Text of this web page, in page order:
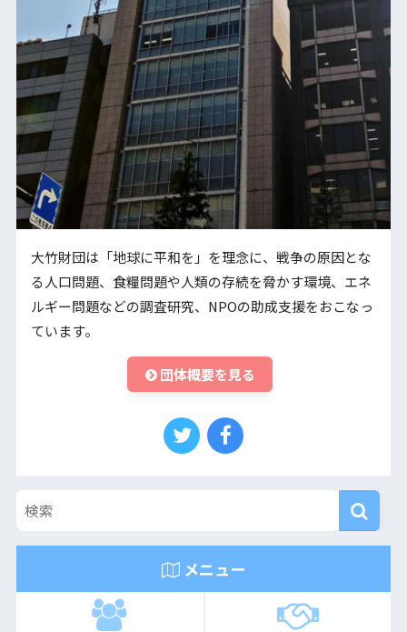
大竹財団は「地球に平和を」を理念に、戦争の原因とな
る人口問題、食糧問題や人類の存続を脅かす環境、エネ
ルギー問題などの調査研究、NPOの助成支援をおこなっ
ています。
団体概要を見る
メニュー